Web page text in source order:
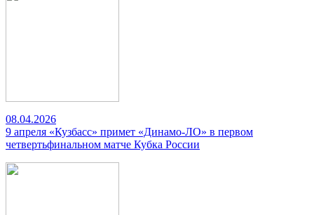
08.04.2026
9 апреля «Кузбасс» примет «Динамо-ЛО» в первом
четвертьфинальном матче Кубка России